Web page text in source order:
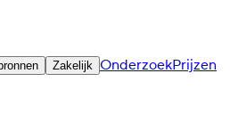
Zakelijk OnderzoekPrijzen